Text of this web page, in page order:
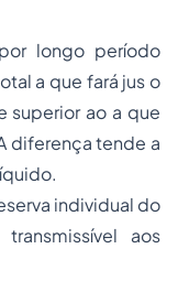
longo período
a que fará jus o
superior ao a que
diferença tende a
individual do
aos